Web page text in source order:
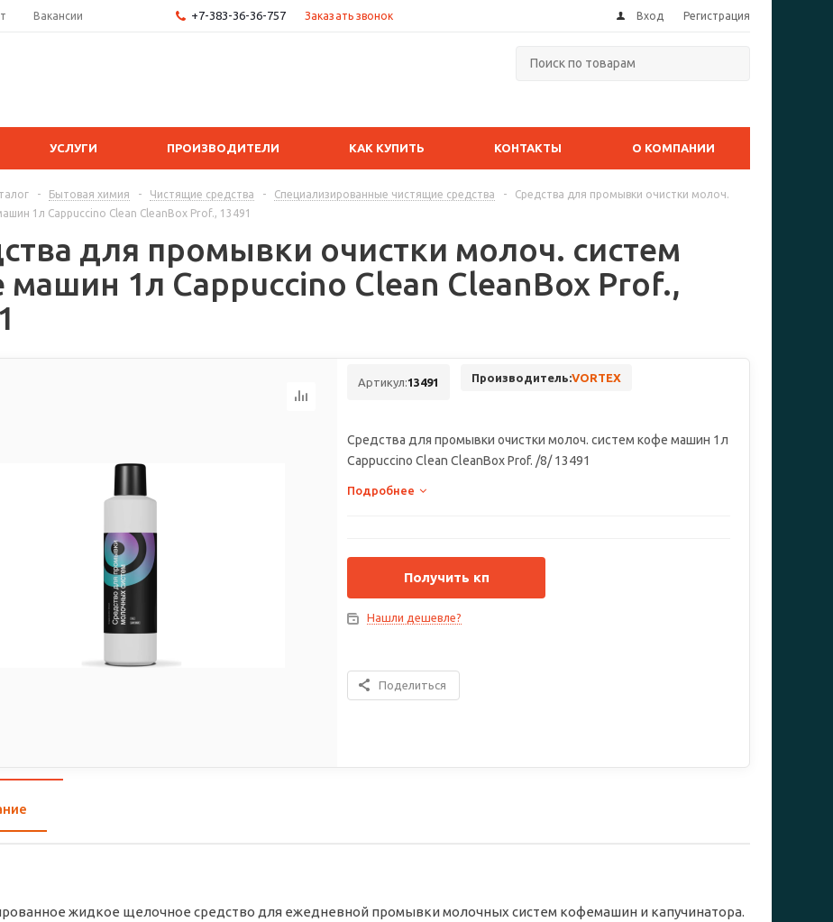
Вакансии +7-383-36-36-757 Заказать звонок Вход Регистрация
УСЛУГИ ПРОИЗВОДИТЕЛИ КАК КУПИТЬ КОНТАКТЫ О КОМПАНИИ
- Бытовая химия - Чистящие средства - Специализированные чистящие средства -
Средства для промывки очистки молоч.
1л Сappuccino Сlean CleanBox Prof., 13491
для промывки очистки молоч. систем
машин 1л Сappuccino Сlean CleanBox Prof.,
Артикул:13491 Производитель:VORTEX
Средства для промывки очистки молоч. систем кофе машин 1л
Сappuccino Сlean CleanBox Prof. /8/ 13491
Подробнее
Получить кп
Нашли дешевле?
Поделиться
жидкое щелочное средство для ежедневной промывки молочных систем кофемашин и капучинатора.